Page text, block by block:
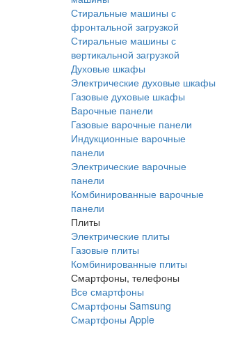
Стиральные машины с
фронтальной загрузкой
Стиральные машины с
вертикальной загрузкой
Духовые шкафы
Электрические духовые шкафы
Газовые духовые шкафы
Варочные панели
Газовые варочные панели
Индукционные варочные
панели
Электрические варочные
панели
Комбинированные варочные
панели
Плиты
Электрические плиты
Газовые плиты
Комбинированные плиты
Смартфоны, телефоны
Все смартфоны
Смартфоны Samsung
Смартфоны Apple